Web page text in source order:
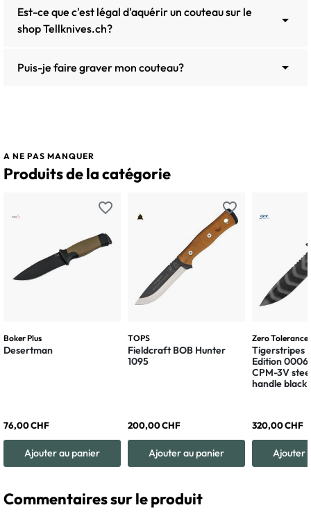
Est-ce que c'est légal d'aquérir un couteau sur le
shop Tellknives.ch?

Puis-je faire graver mon couteau? 
A NE PAS MANQUER
Produits de la catégorie
favorite_border
Boker Plus
Desertman
76,00 CHF
Ajouter au panier
favorite_border
TOPS
Fieldcraft BOB Hunter
1095
200,00 CHF
Ajouter au panier
Zero Tolerance
Tigerstripes
Edition 0006
CPM-3V
handle black
320,00 CHF
Ajouter
Commentaires sur le produit